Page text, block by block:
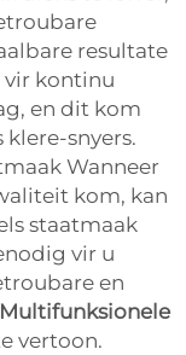
resultate
vir kontinu
en dit kom
snyers.
Wanneer
kom, kan
staatmaak
vir u
en
Multifunksionele
vertoon.